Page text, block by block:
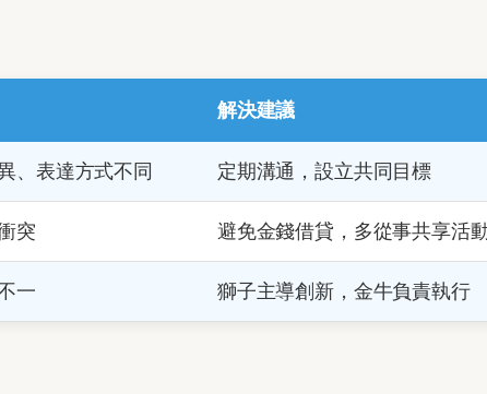
解決建議
、表達方式不同 定期溝通，設立共同目標
突 避免金錢借貸，多從事共享活
一 獅子主導創新，金牛負責執行